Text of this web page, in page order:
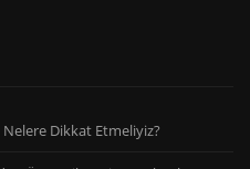
Nelere Dikkat Etmeliyiz?